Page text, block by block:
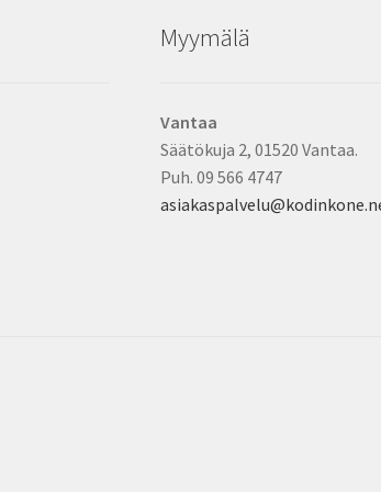
Myymälä
Vantaa
Säätökuja 2, 01520 Vantaa.
Puh. 09 566 4747